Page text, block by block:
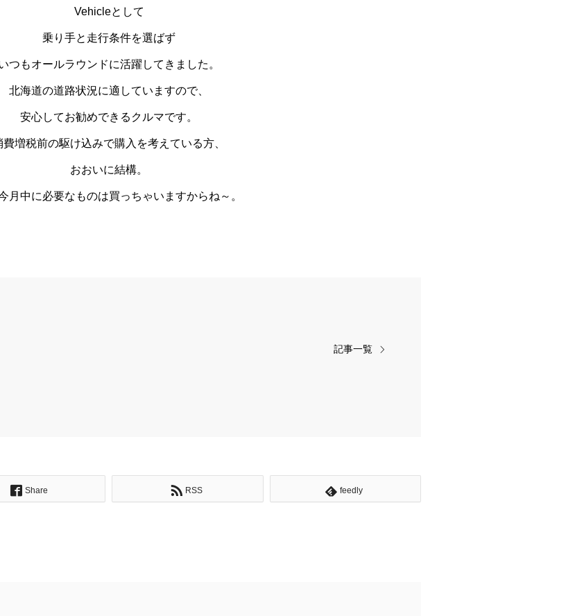
Vehicleとして
乗り手と走行条件を選ばず
つもオールラウンドに活躍してきました。
北海道の道路状況に適していますので、
安心してお勧めできるクルマです。
費増税前の駆け込みで購入を考えている方、
おおいに結構。
月中に必要なものは買っちゃいますからね～。
記事一覧
Share RSS feedly